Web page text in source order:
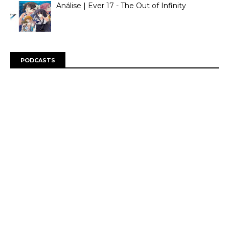
Análise | Ever 17 - The Out of Infinity
PODCASTS